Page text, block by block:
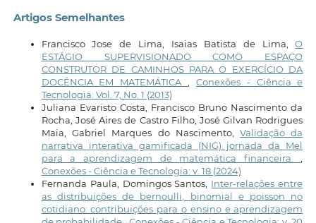
Artigos Semelhantes
Francisco Jose de Lima, Isaias Batista de Lima,O
ESTÁGIO SUPERVISIONADO COMO ESPAÇO
CONSTRUTOR DE CAMINHOS PARA O EXERCÍCIO DA
DOCÊNCIA EM MATEMÁTICA
Conexões - Ciência e
Tecnologia: Vol. 7, No. 1 (2013)
Juliana Evaristo Costa, Francisco Bruno Nascimento da
Rocha, José Aires de Castro Filho, José Gilvan Rodrigues
Maia, Gabriel Marques do Nascimento,Validação da
narrativa interativa gamificada (NIG) jornada da Mel
para a aprendizagem de matemática financeira.
Conexões - Ciência e Tecnologia: v. 18 (2024)
Fernanda Paula, Domingos Santos, Inter-relações entre
as distribuições de bernoulli, binomial e poisson no
cotidiano: contribuições para o ensino e aprendizagem